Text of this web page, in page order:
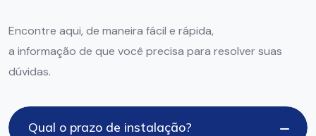
Encontre aqui, de maneira fácil e rápida,
a informação de que você precisa para resolver suas
dúvidas.
Qual o prazo de instalação?